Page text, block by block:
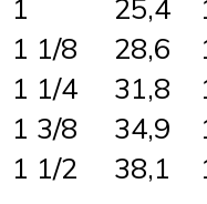
1
25,4
1 1/8
28,6
1 1/4
31,8
1 3/8
34,9
1 1/2
38,1